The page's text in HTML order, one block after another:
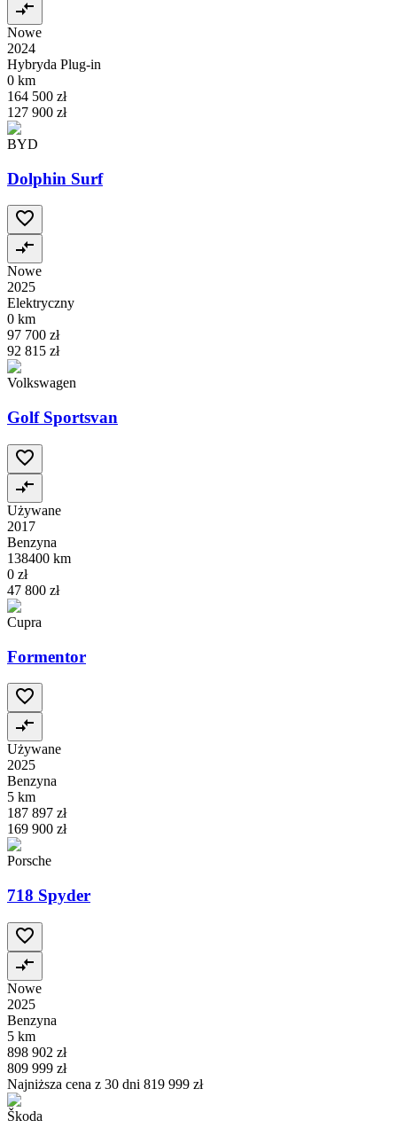
Nowe
2024
Hybryda Plug-in
0 km
164 500 zł
127 900 zł
BYD
Dolphin Surf
Nowe
2025
Elektryczny
0 km
97 700 zł
92 815 zł
Volkswagen
Golf Sportsvan
Używane
2017
Benzyna
138400 km
0 zł
47 800 zł
Cupra
Formentor
Używane
2025
Benzyna
5 km
187 897 zł
169 900 zł
Porsche
718 Spyder
Nowe
2025
Benzyna
5 km
898 902 zł
809 999 zł
Najniższa cena z 30 dni 819 999 zł
Škoda